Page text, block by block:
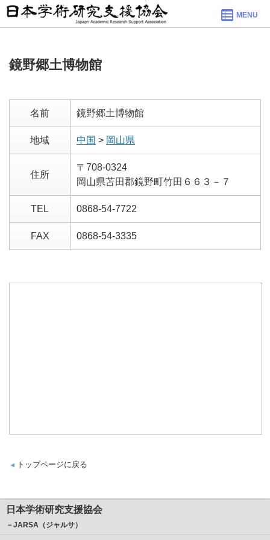
MENU
鏡野郷土博物館
名前 鏡野郷土博物館
地域 中国 > 岡山県
住所
〒708-0324
岡山県苫田郡鏡野町竹田６６３－７
TEL 0868-54-7722
FAX 0868-54-3335
トップページに戻る
日本学術研究支援協会
－JARSA（ジャルサ）